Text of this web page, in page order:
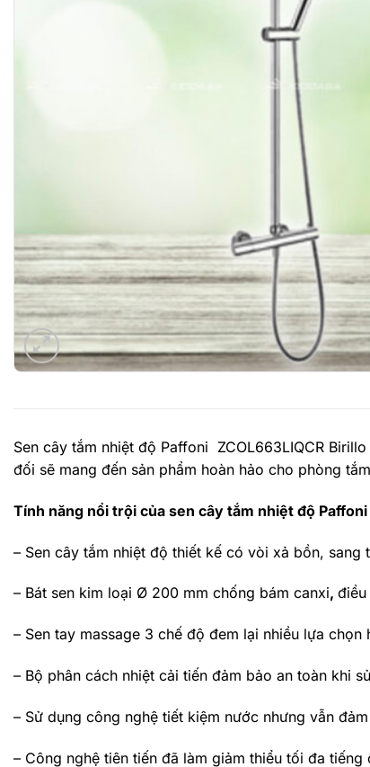
Sen cây tắm nhiệt độ Paffoni ZCOL663LIQCR
đối sẽ mang đến sản phẩm hoàn hảo cho phòng
Tính năng nổi trội của sen cây tắm nhiệt độ Paffoni
– Sen cây tắm nhiệt độ thiết kế có vòi xả bồn, sang
– Bát sen kim loại Ø 200 mm chống bám canxi,
– Sen tay massage 3 chế độ đem lại nhiều lựa
– Bộ phân cách nhiệt cải tiến đảm bảo an toàn khi
– Sử dụng công nghệ tiết kiệm nước nhưng vẫn
– Công nghệ tiên tiến đã làm giảm thiểu tối đa